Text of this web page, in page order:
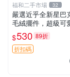
福和二手市場 32
嚴選近乎全新星巴
毛絨擺件，超級可
飾 錄音小熊 毛絨
$530 89折
折扣碼